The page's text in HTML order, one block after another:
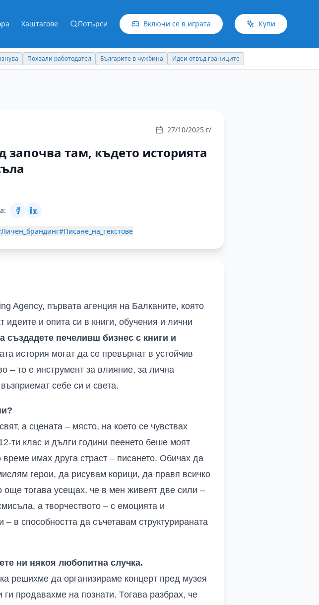
Хаштагове Потърси Включи се в играта Купи
Похвали работодател Българите в чужбина Идеи отвъд границите
27/10/2025 г/
започва там, където историята
#Писане_на_текстове
Agency, първата агенция на Балканите, която
и опита си в книги, обучения и лични
създадете печеливш бизнес с книги и
история могат да се превърнат в устойчив
– то е инструмент за влияние, за лична
себе си и света.
а сцената – място, на което се чувствах
ти клас и дълги години пеенето беше моят
имах друга страст – писането. Обичах да
герои, да рисувам корици, да правя всичко
тогава усещах, че в мен живеят две сили –
а творчеството – с емоцията и
в способността да съчетавам структурираната
ни някоя любопитна случка.
решихме да организираме концерт пред музея
продавахме на познати. Тогава разбрах, че